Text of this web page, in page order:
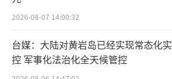
不懂就好啊
指导员，你看见了吗
2026-08-07 14:00:32
台媒：大陆对黄岩岛已经实现常态化实
控 军事化法治化全天候管控